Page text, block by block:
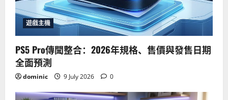
遊戲主機
PS5 Pro傳聞整合：2026年規格、售價與發售日期
全面預測
dominic 9 July 2026 0